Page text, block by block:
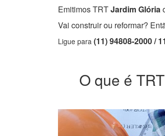
Emitimos TRTJardim Glória
Vai construir ou reformar?
Ligue para (11) 94808-2000 /
O que é